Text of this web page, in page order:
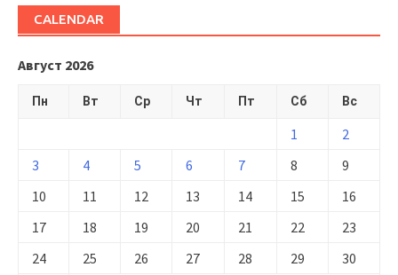
CALENDAR
Август 2026
Пн Вт Ср Чт Пт Сб Вс
1
2
3
4 5 6 7 8
9
10
11 12 13 14 15
16
17
18 19 20 21 22
23
24
25 26 27 28 29
30